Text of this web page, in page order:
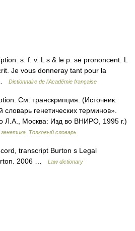
s. f. v. L s & le p. se prononcent. L
Je vous donneray tant pour la
Dictionnaire de l'Académie française
См. транскрипция. (Источник:
словарь генетических терминов».
Л.А., Москва: Изд во ВНИРО, 1995 г.)
Толковый словарь.
transcript Burton s Legal
2006 …
Law dictionary